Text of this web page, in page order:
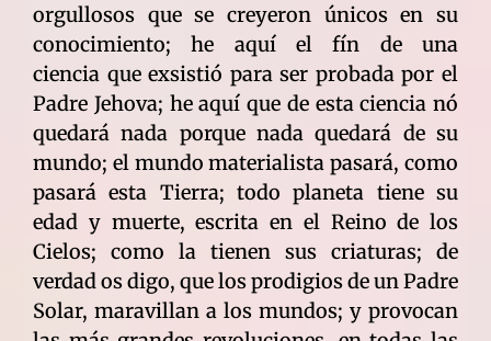
orgullosos que se creyeron únicos en su
conocimiento; he aquí el fín de una
ciencia que exsistió para ser probada por el
Padre Jehova; he aquí que de esta ciencia nó
quedará nada porque nada quedará de su
mundo; el mundo materialista pasará, como
pasará esta Tierra; todo planeta tiene su
edad y muerte, escrita en el Reino de los
Cielos; como la tienen sus criaturas; de
verdad os digo, que los prodigios de un Padre
Solar, maravillan a los mundos; y provocan